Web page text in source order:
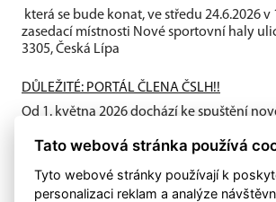
která se bude konat, ve středu 24.6.2026 v
zasedací místnosti Nové sportovní haly
3305, Česká Lípa
DŮLEŽITÉ: PORTÁL ČLENA ČSLH!!
Od 1. května 2026 dochází ke spuštění
osob...
Tato webová stránka používá
Tyto webové stránky používají k
personalizaci reklam a analýze